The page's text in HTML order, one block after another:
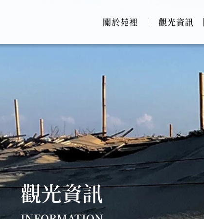
關於苑裡 觀光資訊
觀光資訊